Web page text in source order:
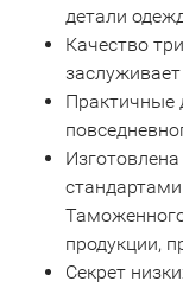
детали
Качество
Практичные
продукции,
Секрет